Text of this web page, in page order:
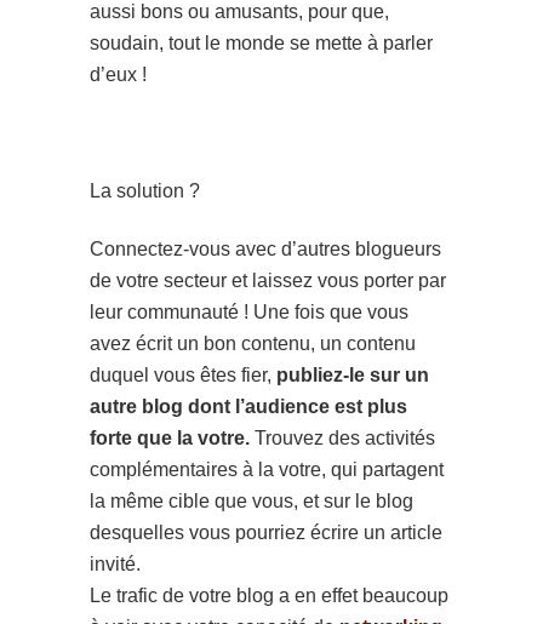
aussi bons ou amusants, pour que,
soudain, tout le monde se mette à parler
d’eux !
La solution ?
Connectez-vous avec d’autres blogueurs
de votre secteur et laissez vous porter par
leur communauté ! Une fois que vous
avez écrit un bon contenu, un contenu
duquel vous êtes fier, publiez-le sur un
autre blog dont l’audience est plus
forte que la votre. Trouvez des activités
complémentaires à la votre, qui partagent
la même cible que vous, et sur le blog
desquelles vous pourriez écrire un article
invité.
Le trafic de votre blog a en effet beaucoup